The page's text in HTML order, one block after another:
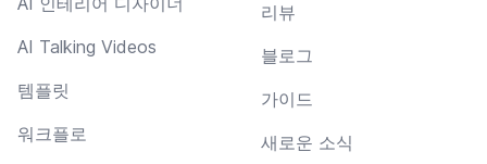
AI Talking Videos
템플릿
워크플로
리뷰
블로그
가이드
새로운 소식